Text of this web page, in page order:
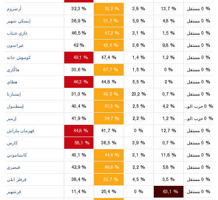
أرضروم % % %
3,8 %
13,7 % مستقل
إيسكي شهير %
36,9 %
51,7 %
5,9 % % مستقل
غازي عنتاب %
46,5 % % % % مستقل
غيراسون %
42 %
43,4 %
3,6 % % مستقل
كوموش خانة % %
47,4 %
1,4 % % مستقل
هاكّاري %
30,6 %
67,7 %
1,5 % % مستقل
هطاي % %
44,8 %
5,5 %
2 % مستقل
إيسبارتا % %
43,5 % % % مستقل
إسطنبول %
40,4 % %
2,5 % % حزب الوطن
إزمير %
41,9 % %
2,2 % % حزب الوطن
قهرمان ماراش % %
41,7 % %
12,7 % مستقل
كارس % %
36,5 %
3,9 % % مستقل
كاستاموني % % % %
11,8 % مستقل
قيصري %
42,9 % %
2,2 % % مستقل
قرقلر ايلي %
38,4 %
52,7 %
4,5 % % مستقل
قرشهير %
11,4 %
25,4 % % % مستقل